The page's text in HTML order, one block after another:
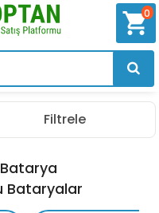
shopping_cart
0
Filtrele
Batarya
Bataryalar